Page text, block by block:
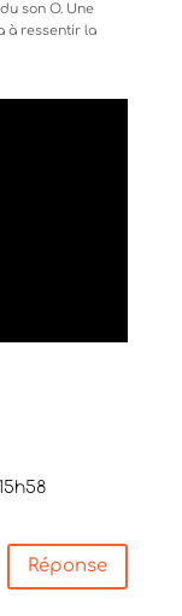
son O. Une
à ressentir la
Réponse